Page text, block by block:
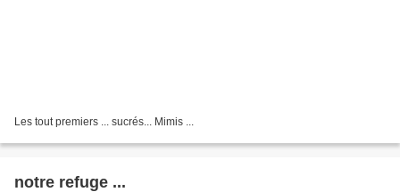
Les tout premiers ... sucrés... Mimis ...
notre refuge ...